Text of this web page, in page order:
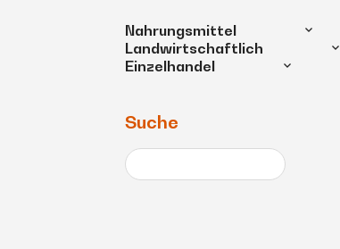
Nahrungsmittel
Landwirtschaftlich
Einzelhandel
Suche